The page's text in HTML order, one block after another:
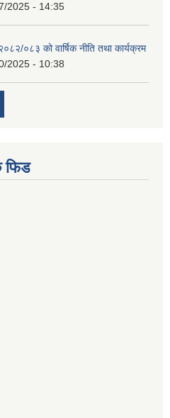
2025 - 14:35
०८३ को वार्षिक नीति तथा कार्यक्रम
2025 - 10:38